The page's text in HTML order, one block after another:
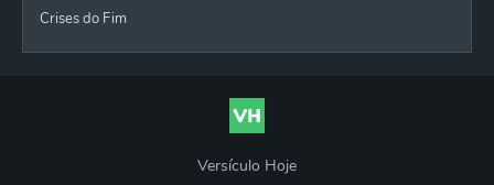
Crises do Fim
Versículo Hoje